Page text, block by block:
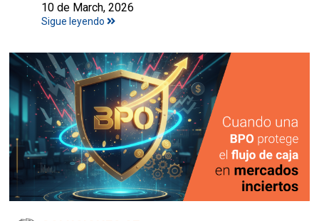
10 de March, 2026
Sigue leyendo